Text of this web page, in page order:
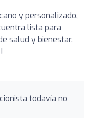
y personalizado,
lista para
salud y bienestar.
todavía no